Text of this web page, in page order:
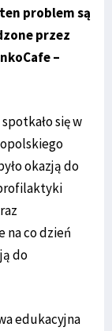
problem są
przez
–
się w
okazją do
co dzień
do
edukacyjna